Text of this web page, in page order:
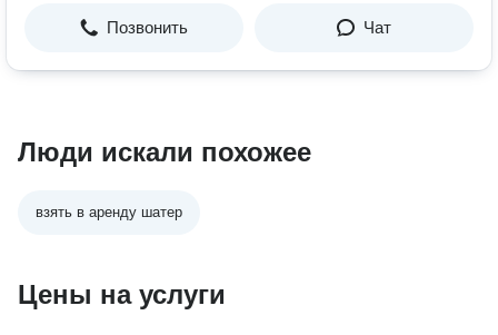
Позвонить Чат
Люди искали похожее
взять в аренду шатер
Цены на услуги